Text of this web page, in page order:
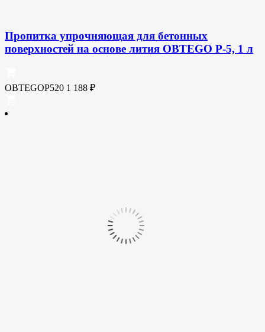
Пропитка упрочняющая для бетонных
поверхностей на основе лития OBTEGO P-5, 1 л
OBTEGOP520 1 188 ₽